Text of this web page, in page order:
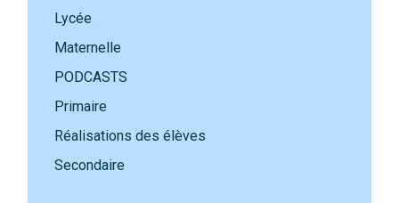
Lycée
Maternelle
PODCASTS
Primaire
Réalisations des élèves
Secondaire